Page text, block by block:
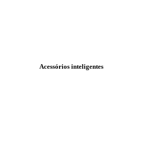
Acessórios inteligentes